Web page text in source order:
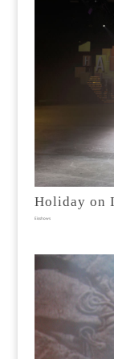
Holiday on
Eisshows